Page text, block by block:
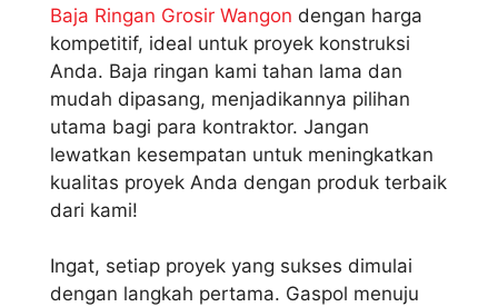
Baja Ringan Grosir Wangon dengan harga
kompetitif, ideal untuk proyek konstruksi
Anda. Baja ringan kami tahan lama dan
mudah dipasang, menjadikannya pilihan
utama bagi para kontraktor. Jangan
lewatkan kesempatan untuk meningkatkan
kualitas proyek Anda dengan produk terbaik
dari kami!
Ingat, setiap proyek yang sukses dimulai
dengan langkah pertama. Gaspol menuju